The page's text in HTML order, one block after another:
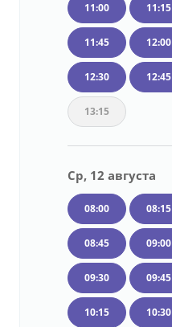
11:00 11:15
11:45 12:00
12:30 12:45
13:15
Ср, 12 августа
08:00 08:15
08:45 09:00
09:30 09:45
10:15 10:30